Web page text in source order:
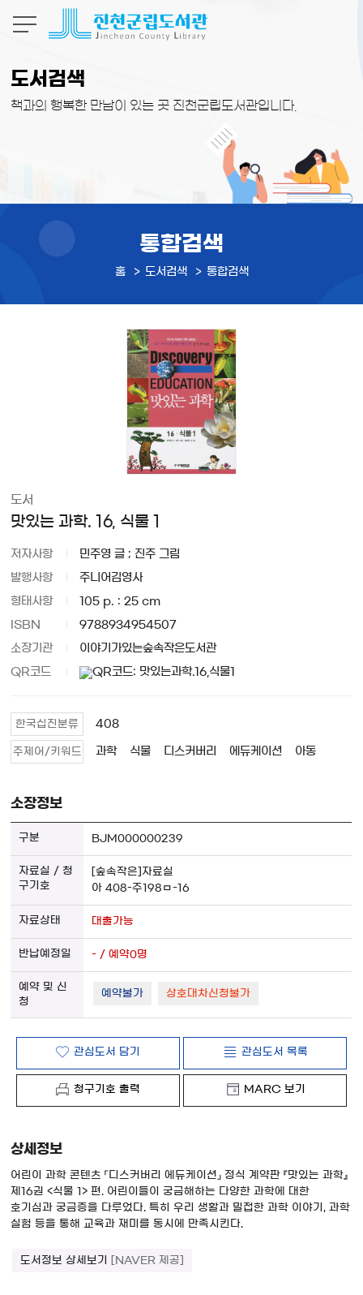
도서검색
책과의 행복한 만남이 있는 곳 진천군립도서관입니다.
통합검색
홈 도서검색 통합검색
도서
맛있는 과학. 16, 식물 1
저자사항 민주영 글 ; 진주 그림
발행사항 주니어김영사
형태사항 105 p. : 25 cm
ISBN 9788934954507
소장기관 이야기가있는숲속작은도서관
QR코드
한국십진분류 408
주제어/키워드 과학 식물 디스커버리 에듀케이션 아동
소장정보
BJM000000239
[숲속작은]자료실
아 408-주198ㅁ-16
대출가능
- / 예약0명
예약불가 상호대차신청불가
관심도서 담기 관심도서 목록
청구기호 출력 MARC 보기
상세정보
어린이 과학 콘텐츠 「디스커버리 에듀케이션」 정식 계약판 『맛있는 과학』
제16권 <식물 1> 편. 어린이들이 궁금해하는 다양한 과학에 대한
호기심과 궁금증을 다루었다. 특히 우리 생활과 밀접한 과학 이야기, 과학
실험 등을 통해 교육과 재미를 동시에 만족시킨다.
도서정보 상세보기 [NAVER 제공]